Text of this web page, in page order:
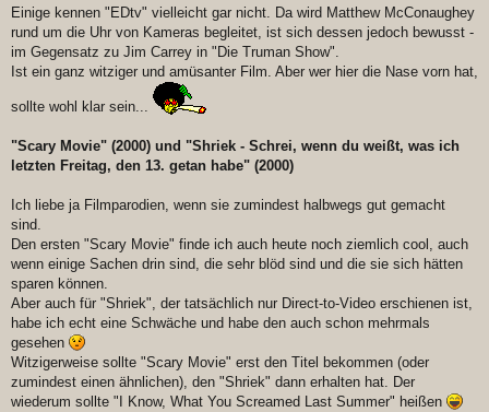
Einige kennen "EDtv" vielleicht gar nicht. Da wird Matthew McConaughey
rund um die Uhr von Kameras begleitet, ist sich dessen jedoch bewusst -
im Gegensatz zu Jim Carrey in "Die Truman Show".
Ist ein ganz witziger und amüsanter Film. Aber wer hier die Nase vorn hat,
sollte wohl klar sein...
"Scary Movie" (2000) und "Shriek - Schrei, wenn du weißt, was ich
letzten Freitag, den 13. getan habe" (2000)
Ich liebe ja Filmparodien, wenn sie zumindest halbwegs gut gemacht
sind.
Den ersten "Scary Movie" finde ich auch heute noch ziemlich cool, auch
wenn einige Sachen drin sind, die sehr blöd sind und die sie sich hätten
sparen können.
Aber auch für "Shriek", der tatsächlich nur Direct-to-Video erschienen ist,
habe ich echt eine Schwäche und habe den auch schon mehrmals
gesehen
Witzigerweise sollte "Scary Movie" erst den Titel bekommen (oder
zumindest einen ähnlichen), den "Shriek" dann erhalten hat. Der
wiederum sollte "I Know, What You Screamed Last Summer" heißen